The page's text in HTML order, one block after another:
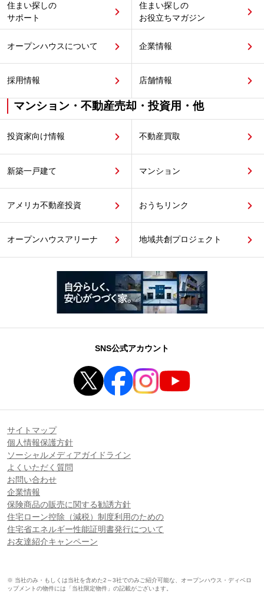
住まい探しの
サポート
住まい探しの
お役立ちマガジン
オープンハウスについて 企業情報
採用情報 店舗情報
マンション・不動産売却・投資用・他
投資家向け情報 不動産買取
新築一戸建て マンション
アメリカ不動産投資 おうちリンク
オープンハウスアリーナ 地域共創プロジェクト
SNS公式アカウント
サイトマップ
個人情報保護方針
ソーシャルメディアガイドライン
よくいただく質問
お問い合わせ
企業情報
保険商品の販売に関する勧誘方針
住宅ローン控除（減税）制度利用のための
住宅省エネルギー性能証明書発行について
お友達紹介キャンペーン
※ 当社のみ・もしくは当社を含めた2～3社でのみご紹介可能な、オープンハウス・ディベロ
ップメントの物件には「当社限定物件」の記載がございます。